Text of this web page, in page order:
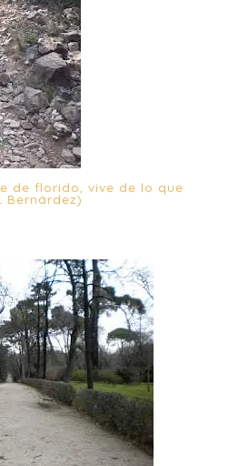
de florido, vive de lo que
Bernárdez)